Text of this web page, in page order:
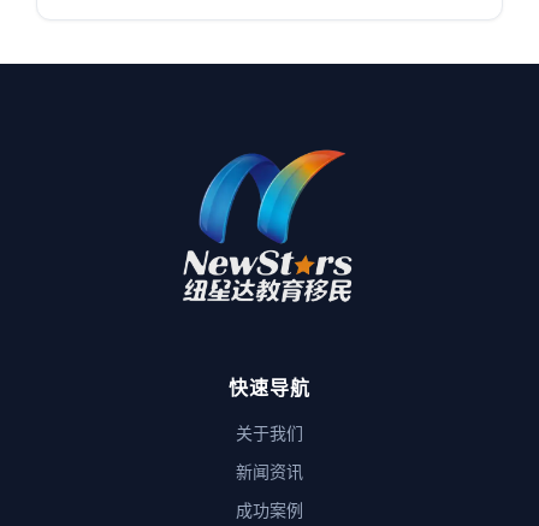
快速导航
关于我们
新闻资讯
成功案例